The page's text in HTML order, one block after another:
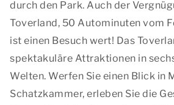
durch den Park. Auch der
Toverland, 50 Autominuten vom
ist einen Besuch wert! Das
spektakuläre Attraktionen in
Welten. Werfen Sie einen Blick in
Schatzkammer, erleben Sie die